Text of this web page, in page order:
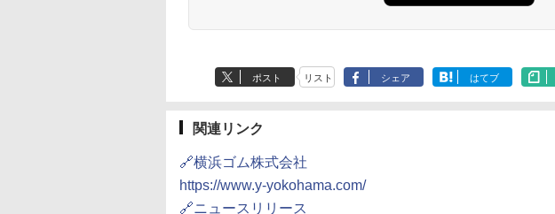
ポスト リスト シェア はてブ
関連リンク
🔗横浜ゴム株式会社
https://www.y-yokohama.com/
🔗ニュースリリース